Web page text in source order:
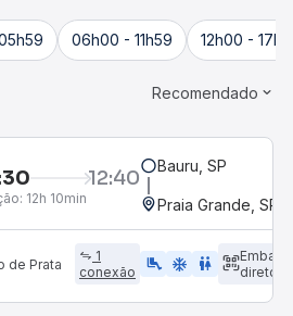
06h00 - 11h59 12h00 -
Recomendado
12:40
12h 10min
Bauru, SP
Praia Grande, SP
de Prata
1
conexão
airline_seat_legroom_extra ac_unit WC
direto